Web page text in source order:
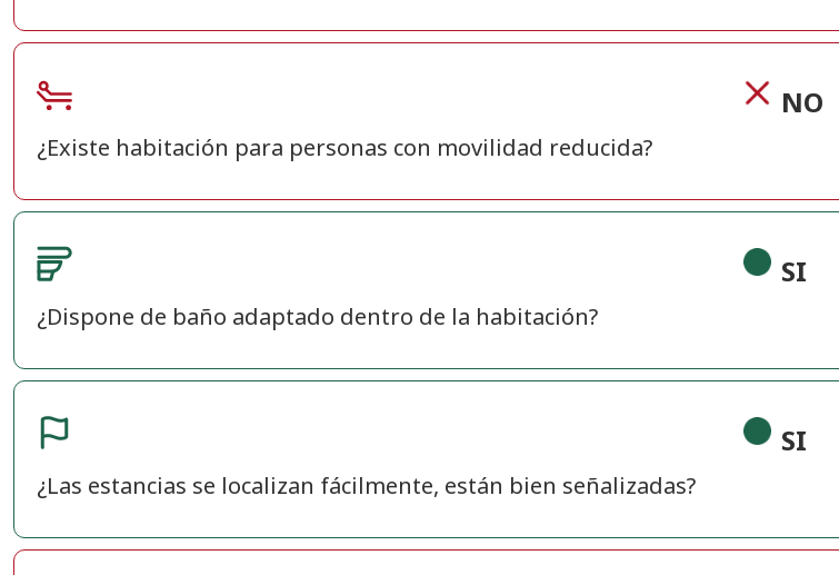
¿Existe habitación para personas con movilidad reducida?
NO
¿Dispone de baño adaptado dentro de la habitación?
SI
¿Las estancias se localizan fácilmente, están bien señalizadas?
SI